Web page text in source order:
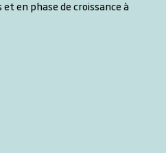
en phase de croissance à